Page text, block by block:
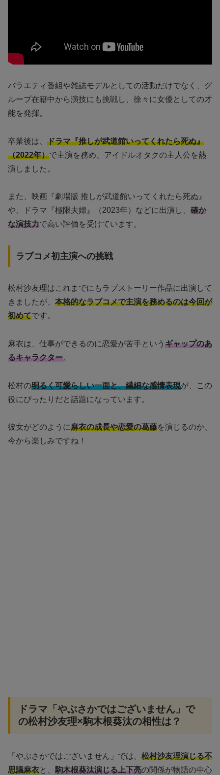
バラエティ番組や雑誌モデルとしての活動だけでなく、グ
ループ在籍中から演技にも挑戦し、徐々に女優としての才
能を発揮。
卒業後は、 ドラマ『推しが武道館いってくれたら死ぬ』
（2022年）で主演を務め、アイドルオタクの主人公を熱
演しました。
また、映画『劇場版 推しが武道館いってくれたら死ぬ』
や、ドラマ『極限夫婦』（2023年）などに出演し、 確か
な演技力で高い評価を受けています。
ラブコメ初主演への挑戦
松村沙友理はこれまでにもラブストーリー作品に出演して
きましたが、 本格的なラブコメで主演を務めるのは今回が
初めてです。
麻衣は、仕事ができるのに恋愛が苦手という ギャップのあ
るキャラクター。
松村の明るく可愛らしい一面と、繊細な感情表現が、この
役にぴったりだと話題になっています。
彼女がどのように麻衣の成長や恋愛の葛藤を演じるのか、
今から楽しみですね！
ドラマ「やぶさかではございません」で
の松村沙友理×駒木根葵汰の相性は？
「やぶさかではございません」では、 松村沙友理演じる不
思議麻衣と、 駒木根葵汰演じる上下亮の関係が物語の中心